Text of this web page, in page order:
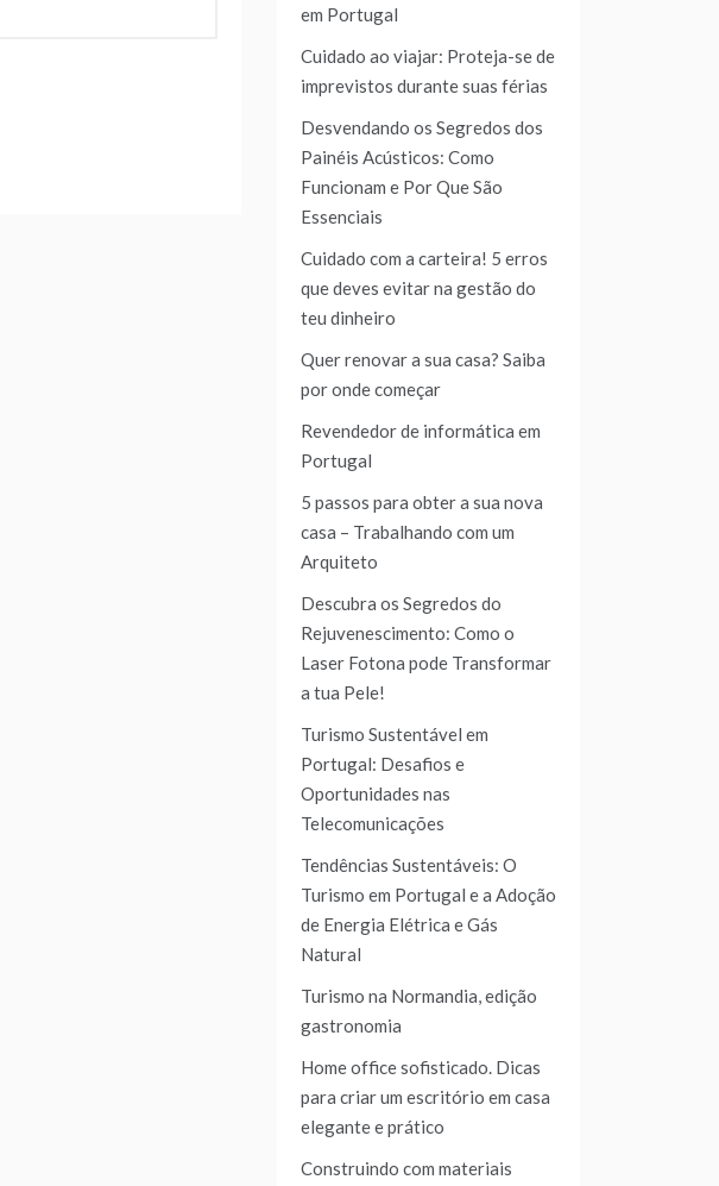
em Portugal
Cuidado ao viajar: Proteja-se de
imprevistos durante suas férias
Desvendando os Segredos dos
Painéis Acústicos: Como
Funcionam e Por Que São
Essenciais
Cuidado com a carteira! 5 erros
que deves evitar na gestão do
teu dinheiro
Quer renovar a sua casa? Saiba
por onde começar
Revendedor de informática em
Portugal
5 passos para obter a sua nova
casa – Trabalhando com um
Arquiteto
Descubra os Segredos do
Rejuvenescimento: Como o
Laser Fotona pode Transformar
a tua Pele!
Turismo Sustentável em
Portugal: Desafios e
Oportunidades nas
Telecomunicações
Tendências Sustentáveis: O
Turismo em Portugal e a Adoção
de Energia Elétrica e Gás
Natural
Turismo na Normandia, edição
gastronomia
Home office sofisticado. Dicas
para criar um escritório em casa
elegante e prático
Construindo com materiais